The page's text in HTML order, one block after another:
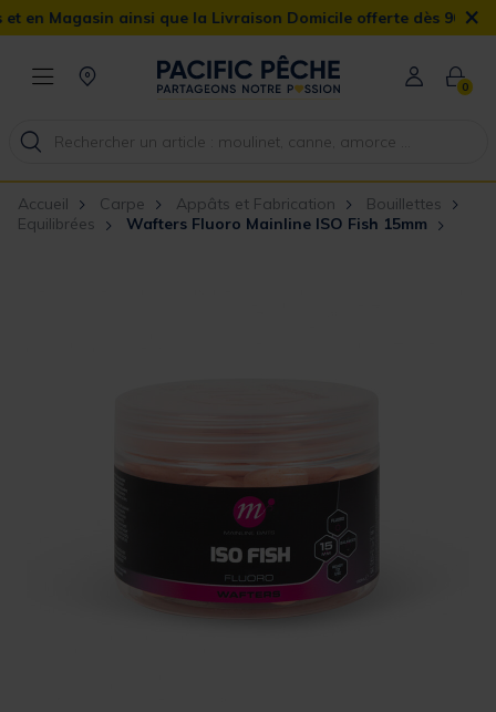
ainsi que la Livraison Domicile offerte dès 90€ ×
0
Accueil Carpe Appâts et Fabrication
Bouillettes
Equilibrées
Wafters Fluoro Mainline ISO Fish 15mm